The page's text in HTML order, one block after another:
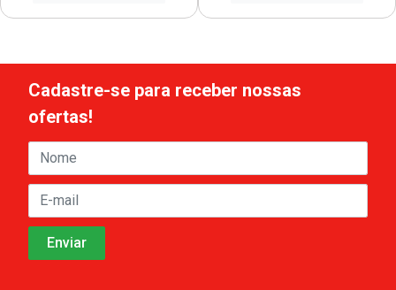
Cadastre-se para receber nossas
ofertas!